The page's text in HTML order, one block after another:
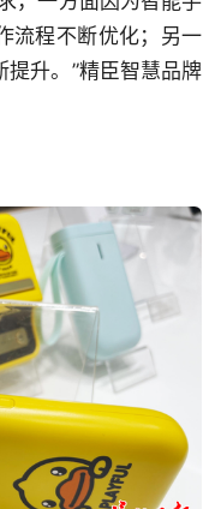
流程不断优化；另一
升。”精臣智慧品牌